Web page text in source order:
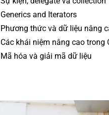
Generics and Iterators
Phương thức và dữ liệu nâng
Các khái niệm nâng cao trong
Mã hóa và giải mã dữ liệu